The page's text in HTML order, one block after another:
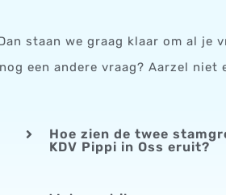
staan we graag klaar om al je
een andere vraag? Aarzel niet
Hoe zien de twee
KDV Pippi in Oss eruit?